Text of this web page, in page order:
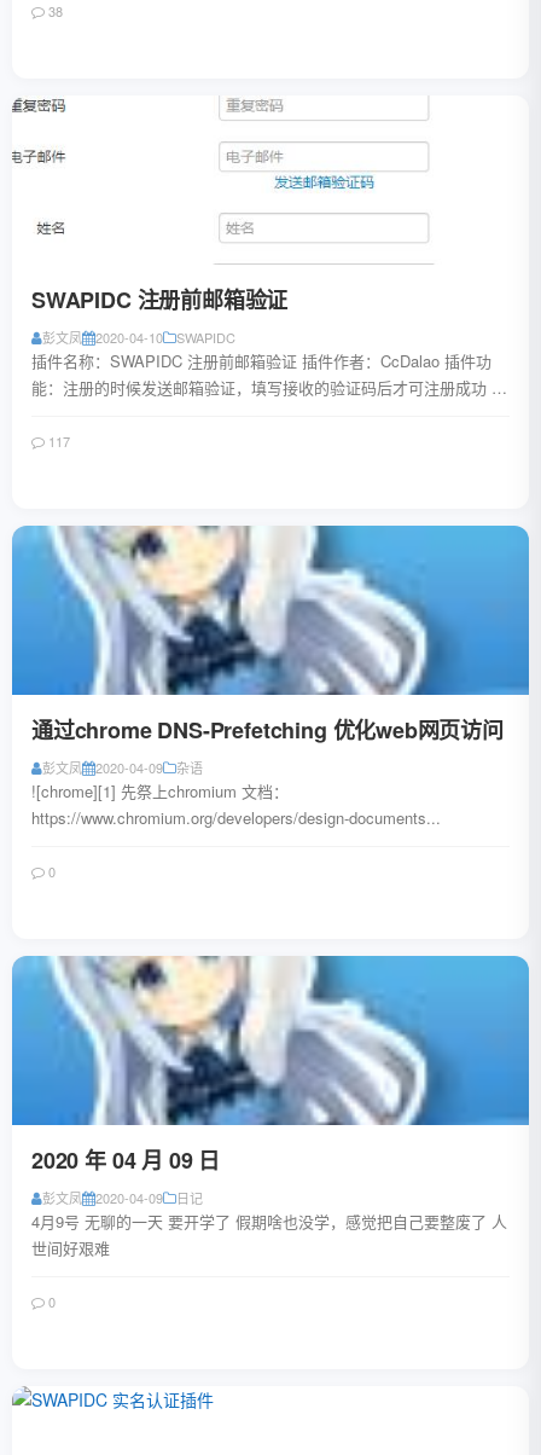
38
SWAPIDC 注册前邮箱验证
彭文凤 2020-04-10 SWAPIDC
插件名称：SWAPIDC 注册前邮箱验证 插件作者：CcDalao 插件功
能：注册的时候发送邮箱验证，填写接收的验证码后才可注册成功 插
117
通过chrome DNS-Prefetching 优化web网页访问
彭文凤 2020-04-09 杂语
![chrome][1] 先祭上chromium 文档：
https://www.chromium.org/developers/design-documents...
0
2020 年 04 月 09 日
彭文凤 2020-04-09 日记
4月9号 无聊的一天 要开学了 假期啥也没学，感觉把自己要整废了 人
世间好艰难
0